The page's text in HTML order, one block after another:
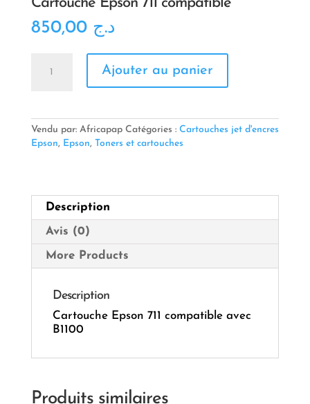
Cartouche Epson 711 compatible
د.ج 850,00
compatible
Ajouter au panier
Vendu par: Africapap Catégories : Cartouches jet d'encres
Epson, Epson, Toners et cartouches
Description
Avis (0)
More Products
Description
Cartouche Epson 711 compatible avec
B1100
Produits similaires